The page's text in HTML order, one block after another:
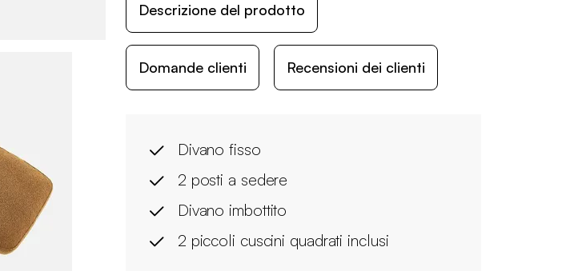
Descrizione del prodotto
Domande clienti Recensioni dei clienti
Divano fisso
2 posti a sedere
Divano imbottito
2 piccoli cuscini quadrati inclusi